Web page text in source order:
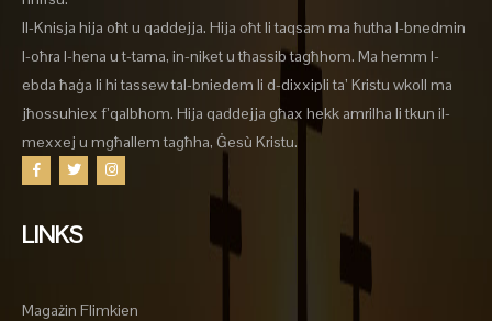
Il-Knisja hija oħt u qaddejja. Hija oħt li taqsam ma ħutha l-bnedmin
l-oħra l-hena u t-tama, in-niket u tħassib tagħhom. Ma hemm l-
ebda ħaġa li hi tassew tal-bniedem li d-dixxipli ta’ Kristu wkoll ma
jħossuhiex f’qalbhom. Hija qaddejja għax hekk amrilha li tkun il-
mexxej u mgħallem tagħha, Ġesù Kristu.
LINKS
Magażin Flimkien